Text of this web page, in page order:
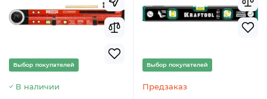
Выбор покупателей
В наличии
Выбор покупателей
Предзаказ